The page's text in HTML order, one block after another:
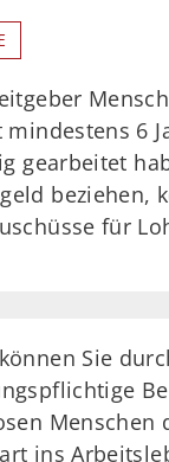
6
gearbeitet
beziehen,
für
Sie
Menschen
ins